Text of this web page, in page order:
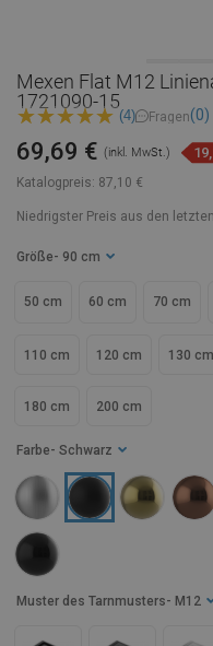
Mexen Flat M12
1721090-15
(4) Fragen(0)
Katalogpreis: 87,10 €
69,69 € (inkl. MwSt.)
Niedrigster Preis aus den
Größe - 90 cm
50 cm 60 cm 70 cm
110 cm 120 cm 130 cm
180 cm 200 cm
Farbe - Schwarz
Muster des Tarnmusters - M12